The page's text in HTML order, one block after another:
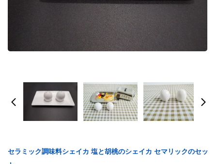
セラミック調味料シェイカ 塩と胡桃のシェイカ セマリックのセッ